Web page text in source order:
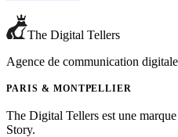
The Digital Tellers
Agence de communication
PARIS & MONTPELLIER
The Digital Tellers est une
Story.